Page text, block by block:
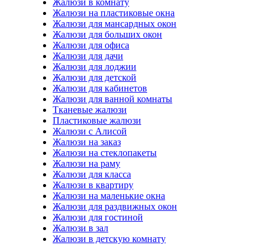
Жалюзи в комнату
Жалюзи на пластиковые окна
Жалюзи для мансардных окон
Жалюзи для больших окон
Жалюзи для офиса
Жалюзи для дачи
Жалюзи для лоджии
Жалюзи для детской
Жалюзи для кабинетов
Жалюзи для ванной комнаты
Тканевые жалюзи
Пластиковые жалюзи
Жалюзи с Алисой
Жалюзи на заказ
Жалюзи на стеклопакеты
Жалюзи на раму
Жалюзи для класса
Жалюзи в квартиру
Жалюзи на маленькие окна
Жалюзи для раздвижных окон
Жалюзи для гостиной
Жалюзи в зал
Жалюзи в детскую комнату